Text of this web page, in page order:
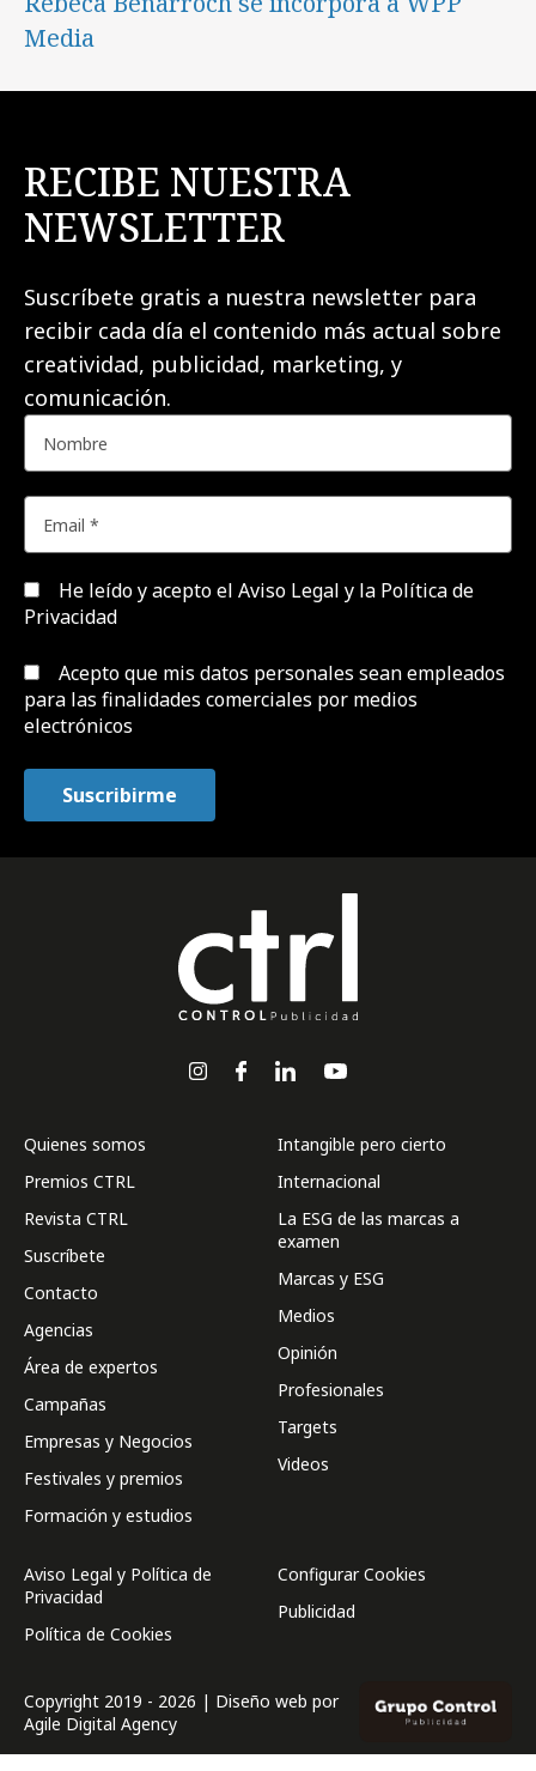
Media
RECIBE NUESTRA
NEWSLETTER
Suscríbete gratis a nuestra newsletter para
recibir cada día el contenido más actual sobre
creatividad, publicidad, marketing, y
comunicación.
He leído y acepto el Aviso Legal y la Política de
Privacidad
Acepto que mis datos personales sean empleados
para las finalidades comerciales por medios
electrónicos
Quienes somos
Premios CTRL
Revista CTRL
Suscríbete
Contacto
Agencias
Área de expertos
Campañas
Empresas y Negocios
Festivales y premios
Formación y estudios
Intangible pero cierto
Internacional
La ESG de las marcas a
examen
Marcas y ESG
Medios
Opinión
Profesionales
Targets
Videos
Aviso Legal y Política de
Privacidad
Política de Cookies
Configurar Cookies
Publicidad
Copyright 2019 - 2026 | Diseño web por
Agile Digital Agency